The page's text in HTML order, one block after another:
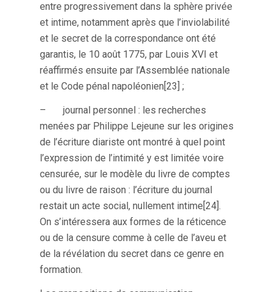
entre progressivement dans la sphère privée
et intime, notamment après que l’inviolabilité
et le secret de la correspondance ont été
garantis, le 10 août 1775, par Louis XVI et
réaffirmés ensuite par l’Assemblée nationale
et le Code pénal napoléonien[23] ;
– journal personnel : les recherches
menées par Philippe Lejeune sur les origines
de l’écriture diariste ont montré à quel point
l’expression de l’intimité y est limitée voire
censurée, sur le modèle du livre de comptes
ou du livre de raison : l’écriture du journal
restait un acte social, nullement intime[24].
On s’intéressera aux formes de la réticence
ou de la censure comme à celle de l’aveu et
de la révélation du secret dans ce genre en
formation.